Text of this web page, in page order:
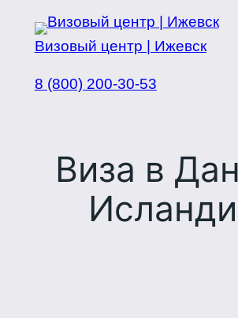
Перейти
Визовый центр | Ижевск
8 (800) 200-30-53
Виза в